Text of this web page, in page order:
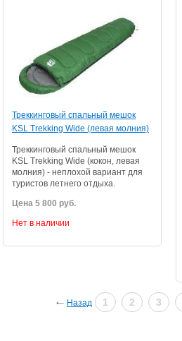
Треккинговый спальный мешок
KSL Trekking Wide (левая молния)
Треккинговый спальный мешок
KSL Trekking Wide (кокон, левая
молния) - неплохой вариант для
туристов летнего отдыха.
Цена 5 800 руб.
Нет в наличии
Назад 1 2 3